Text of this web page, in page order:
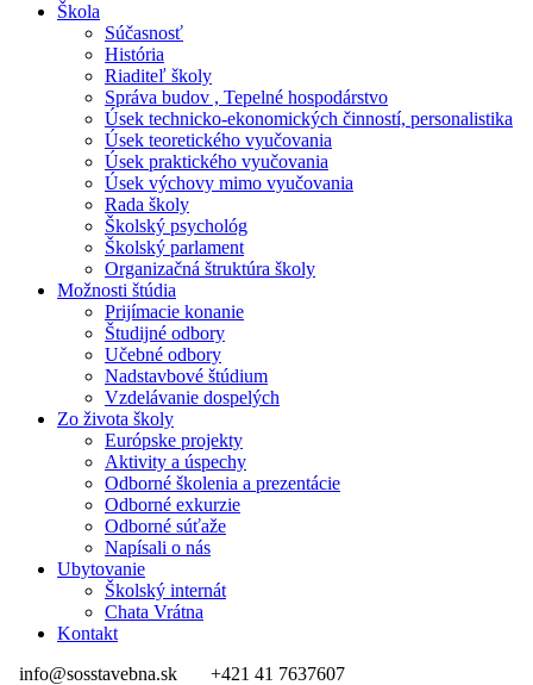
Škola
Súčasnosť
História
Riaditeľ školy
Správa budov , Tepelné hospodárstvo
Úsek technicko-ekonomických činností, personalistika
Úsek teoretického vyučovania
Úsek praktického vyučovania
Úsek výchovy mimo vyučovania
Rada školy
Školský psychológ
Školský parlament
Organizačná štruktúra školy
Možnosti štúdia
Prijímacie konanie
Študijné odbory
Učebné odbory
Nadstavbové štúdium
Vzdelávanie dospelých
Zo života školy
Európske projekty
Aktivity a úspechy
Odborné školenia a prezentácie
Odborné exkurzie
Odborné súťaže
Napísali o nás
Ubytovanie
Školský internát
Chata Vrátna
Kontakt
info@sosstavebna.sk
+421 41 7637607